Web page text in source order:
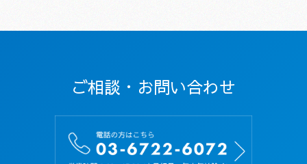
ご相談・お問い合わせ